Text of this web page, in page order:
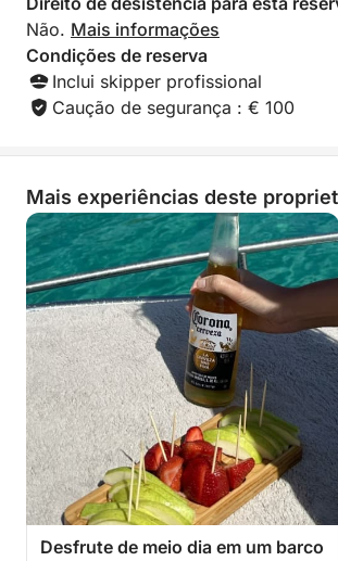
Não. Mais informações
Condições de reserva
Inclui skipper profissional
Caução de segurança : € 100
Mais experiências deste
Desfrute de meio dia em um barco